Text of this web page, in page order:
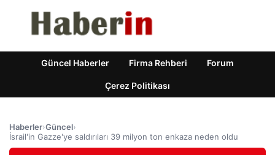
Güncel Haberler Firma Rehberi Forum
Çerez Politikası
Haberler›Güncel›
İsrail'in Gazze'ye saldırıları 39 milyon ton enkaza neden oldu